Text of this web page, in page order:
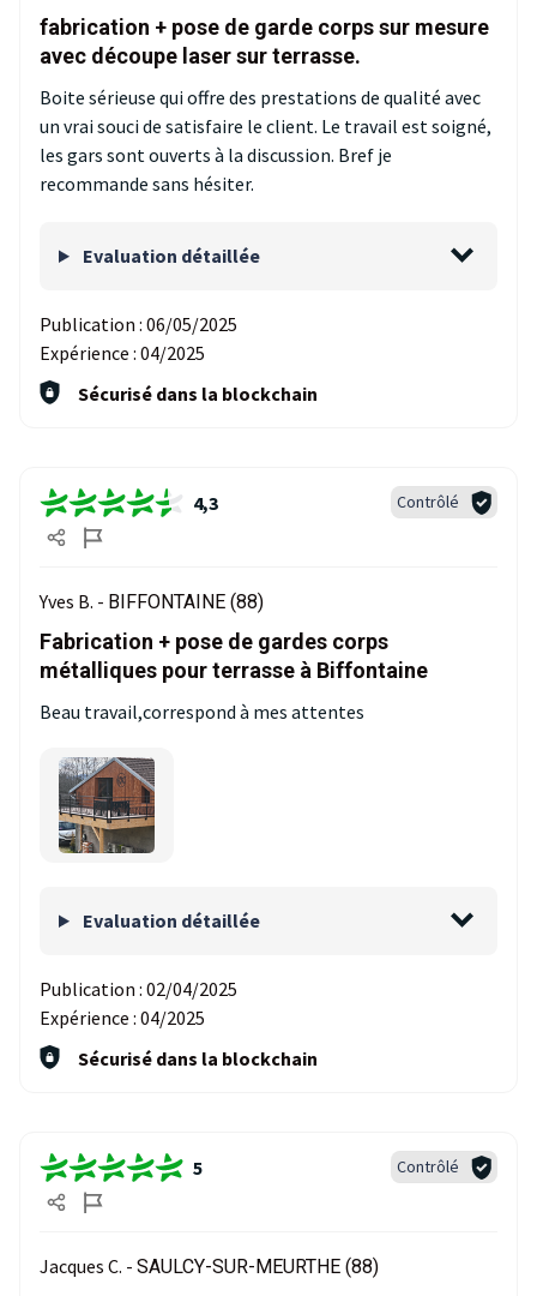
fabrication + pose de garde corps sur mesure
avec découpe laser sur terrasse.
Boite sérieuse qui offre des prestations de qualité avec
un vrai souci de satisfaire le client. Le travail est soigné,
les gars sont ouverts à la discussion. Bref je
recommande sans hésiter.
Evaluation détaillée
Publication : 06/05/2025
Expérience : 04/2025
Sécurisé dans la blockchain
4,3 Contrôlé
Yves B. - BIFFONTAINE (88)
Fabrication + pose de gardes corps
métalliques pour terrasse à Biffontaine
Beau travail,correspond à mes attentes
Evaluation détaillée
Publication : 02/04/2025
Expérience : 04/2025
Sécurisé dans la blockchain
5 Contrôlé
Jacques C. - SAULCY-SUR-MEURTHE (88)